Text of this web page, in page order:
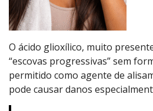
O ácido glioxílico, muito
“escovas progressivas” sem
permitido como agente de
pode causar danos